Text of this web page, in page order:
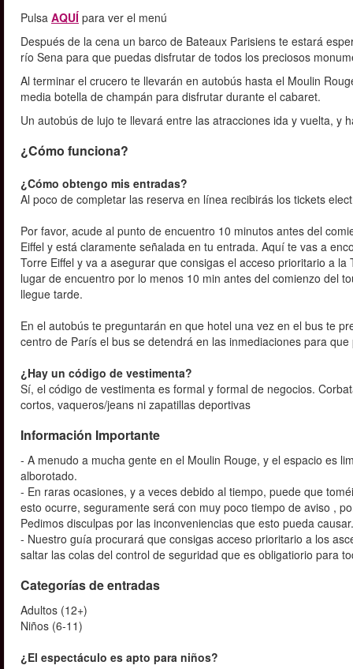
Pulsa AQUÍ para ver el menú
Después de la cena un barco de Bateaux Parisiens te estará
río Sena para que puedas disfrutar de todos los preciosos
Al terminar el crucero te llevarán en autobús hasta el Moulin
media botella de champán para disfrutar durante el cabaret.
Un autobús de lujo te llevará entre las atracciones ida y vuelta,
¿Cómo funciona?
¿Cómo obtengo mis entradas?
Al poco de completar las reserva en línea recibirás los tickets
Por favor, acude al punto de encuentro 10 minutos antes del
Eiffel y está claramente señalada en tu entrada. Aquí te vas a
Torre Eiffel y va a asegurar que consigas el acceso prioritario a
lugar de encuentro por lo menos 10 min antes del comienzo del
llegue tarde.
En el autobús te preguntarán en que hotel una vez en el bus te
centro de París el bus se detendrá en las inmediaciones para
¿Hay un código de vestimenta?
Sí, el código de vestimenta es formal y formal de negocios.
cortos, vaqueros/jeans ni zapatillas deportivas
Información Importante
- A menudo a mucha gente en el Moulin Rouge, y el espacio es
alborotado.
- En raras ocasiones, y a veces debido al tiempo, puede que
esto ocurre, seguramente será con muy poco tiempo de aviso ,
Pedimos disculpas por las inconveniencias que esto pueda causar.
- Nuestro guía procurará que consigas acceso prioritario a los
saltar las colas del control de seguridad que es obligatiorio para
Categorías de entradas
Adultos (12+)
Niños (6-11)
¿El espectáculo es apto para niños?